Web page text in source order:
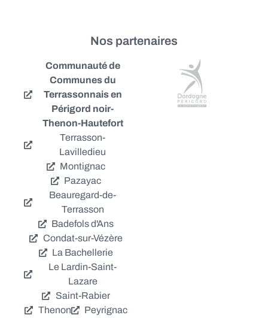
Nos partenaires
Communauté de
Communes du
Terrassonnais en
Périgord noir-
Thenon-Hautefort
Terrasson-
Lavilledieu
Montignac
Pazayac
Beauregard-de-
Terrasson
Badefols d'Ans
Condat-sur-Vézère
La Bachellerie
Le Lardin-Saint-
Lazare
Saint-Rabier
Thenon
Peyrignac